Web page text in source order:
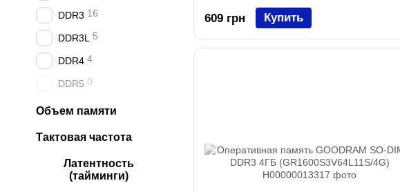
609 грн Купить
DDR3 16
DDR3L 5
DDR4 4
DDR5 0
Объем памяти
Тактовая частота
Латентность
(тайминги)